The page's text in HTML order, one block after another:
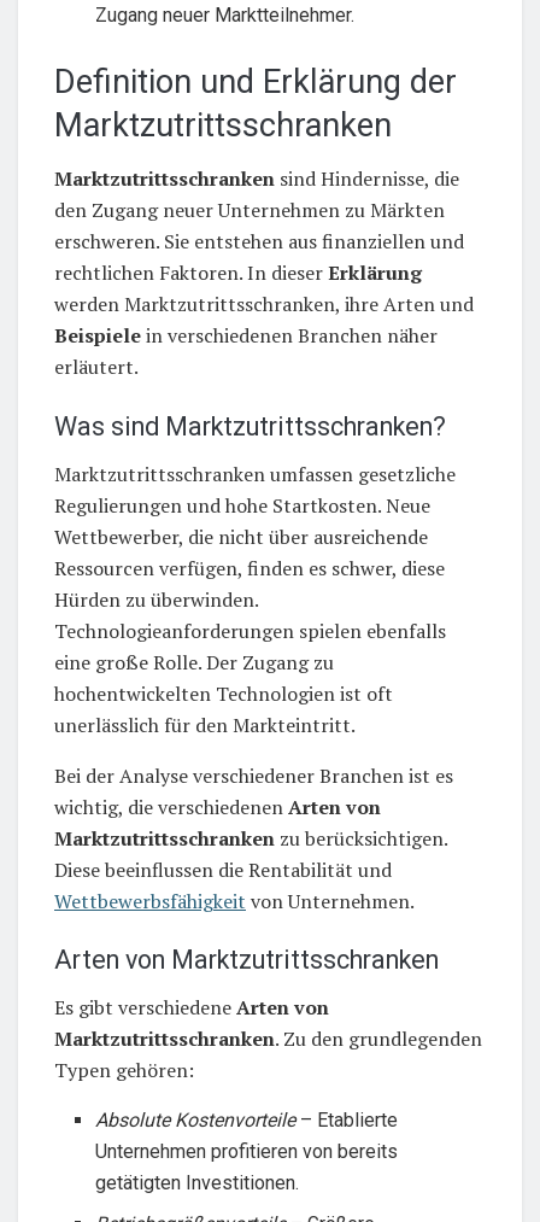
Zugang neuer Marktteilnehmer.
Definition und Erklärung der
Marktzutrittsschranken
Marktzutrittsschranken sind Hindernisse, die
den Zugang neuer Unternehmen zu Märkten
erschweren. Sie entstehen aus finanziellen und
rechtlichen Faktoren. In dieserErklärung
werden Marktzutrittsschranken, ihre Arten und
Beispielein verschiedenen Branchen näher
erläutert.
Was sind Marktzutrittsschranken?
Marktzutrittsschranken umfassen gesetzliche
Regulierungen und hohe Startkosten. Neue
Wettbewerber, die nicht über ausreichende
Ressourcen verfügen, finden es schwer, diese
Hürden zu überwinden.
Technologieanforderungen spielen ebenfalls
eine große Rolle. Der Zugang zu
hochentwickelten Technologien ist oft
unerlässlich für den Markteintritt.
Bei der Analyse verschiedener Branchen ist es
wichtig, die verschiedenenArten von
Marktzutrittsschranken zu berücksichtigen.
Diese beeinflussen die Rentabilität und
Wettbewerbsfähigkeit von Unternehmen.
Arten von Marktzutrittsschranken
Es gibt verschiedeneArten von
Marktzutrittsschranken. Zu den grundlegenden
Typen gehören:
Absolute Kostenvorteile– Etablierte
Unternehmen profitieren von bereits
getätigten Investitionen.